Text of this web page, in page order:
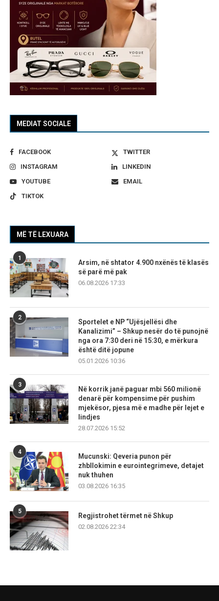
MEDIAT SOCIALE
FACEBOOK
TWITTER
INSTAGRAM
LINKEDIN
YOUTUBE
EMAIL
TIKTOK
MË TË LEXUARA
1
Arsim, në shtator 4.900 nxënës të klasës
së parë më pak
06.08.2026 17:33
2
Sportelet e NP “Ujësjellësi dhe
Kanalizimi” – Shkup nesër do të punojnë
nga ora 7:30 deri në 15:30, e mërkura
është ditë jopune
05.01.2026 10:36
3
Në korrik janë paguar mbi 560 milionë
denarë për kompensime për pushim
mjekësor, pjesa më e madhe për lejet e
lindjes
28.07.2026 15:52
4
Mucunski: Qeveria punon për
zhbllokimin e eurointegrimeve, detajet
nuk thuhen
03.08.2026 16:35
5
Regjistrohet tërmet në Shkup
02.08.2026 22:34